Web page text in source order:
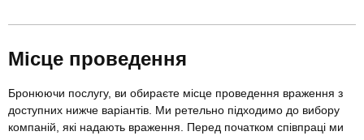
Місце проведення
Бронюючи послугу, ви обираєте місце проведення враження з
доступних нижче варіантів. Ми ретельно підходимо до вибору
компаній, які надають враження. Перед початком співпраці ми